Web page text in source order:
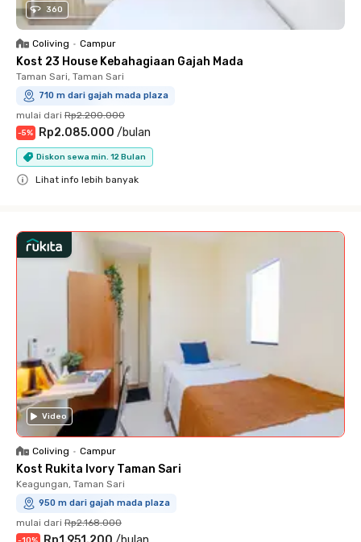
360
Coliving • Campur
Kost 23 House Kebahagiaan Gajah Mada
Taman Sari, Taman Sari
710 m dari gajah mada plaza
mulai dari Rp2.200.000
-5% Rp2.085.000 /bulan
Diskon sewa min. 12 Bulan
Lihat info lebih banyak
Video
Coliving • Campur
Kost Rukita Ivory Taman Sari
Keagungan, Taman Sari
950 m dari gajah mada plaza
mulai dari Rp2.168.000